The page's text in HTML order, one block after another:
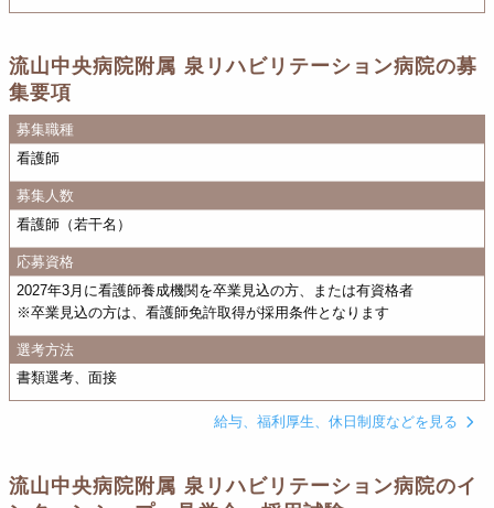
流山中央病院附属 泉リハビリテーション病院の募
集要項
募集職種
看護師
募集人数
看護師（若干名）
応募資格
2027年3月に看護師養成機関を卒業見込の方、または有資格者
※卒業見込の方は、看護師免許取得が採用条件となります
選考方法
書類選考、面接
給与、福利厚生、休日制度などを見る
流山中央病院附属 泉リハビリテーション病院のイ